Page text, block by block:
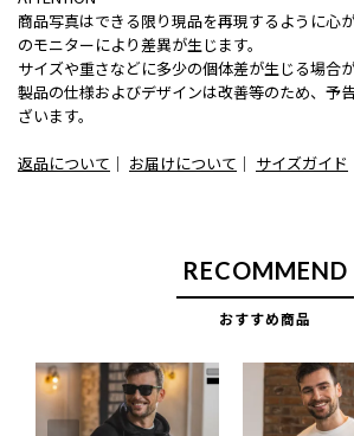
商品写真はできる限り現品を再現するように心
のモニターにより差異が生じます。
サイズや重さなどに多少の個体差が生じる場合が
製品の仕様およびデザインは改善等のため、予
ざいます。
返品について ｜ お届けについて ｜ サイズガイド
RECOMMEND
おすすめ商品